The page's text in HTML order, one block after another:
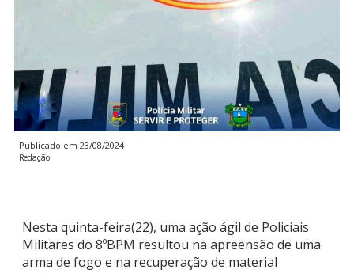
Publicado em 23/08/2024
Redação
Nesta quinta-feira(22), uma ação ágil de Policiais
Militares do 8ºBPM resultou na apreensão de uma
arma de fogo e na recuperação de material